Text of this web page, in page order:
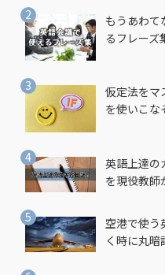
もうあわて
るフレーズ
仮定法をマ
を使いこな
英語上達
を現役教師
空港で使う
く時に丸暗